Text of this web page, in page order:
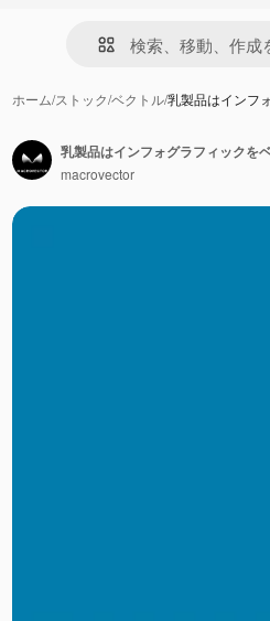
ホーム/ストック/ベクトル/乳製品はインフ
macrovector